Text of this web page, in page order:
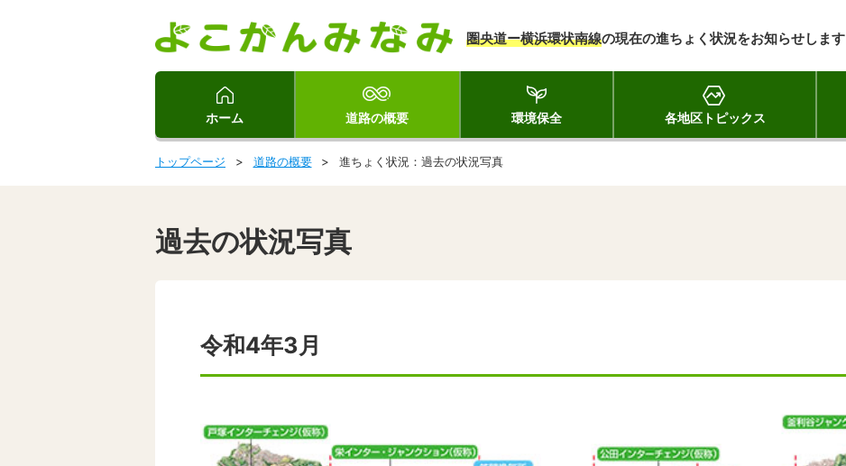
圏央道ー横浜環状南線の現在の進ちょく状況をお知らせします
ホーム 道路の概要 環境保全 各地区トピックス
トップページ 道路の概要 進ちょく状況：過去の状況写真
過去の状況写真
令和4年3月